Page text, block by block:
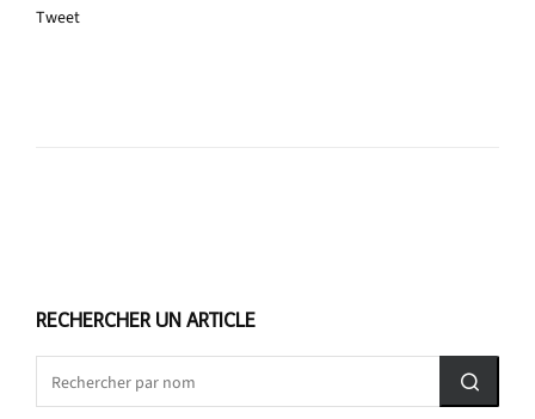
Tweet
RECHERCHER UN ARTICLE